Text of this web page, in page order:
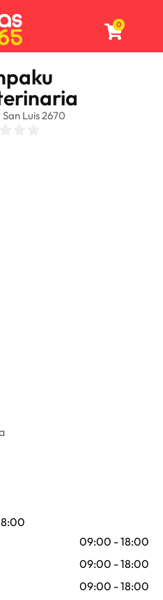
0
San Luis 2670
09:00 - 18:00
09:00 - 18:00
09:00 - 18:00